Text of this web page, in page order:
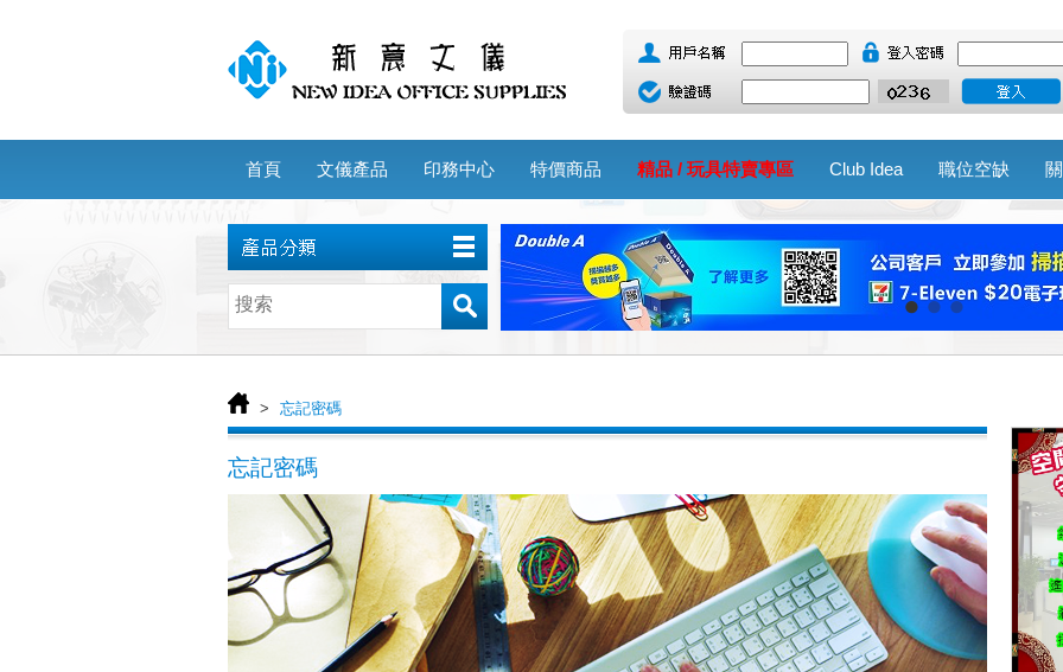
首頁 文儀產品 印務中心 特價商品 精品 / 玩具特賣專區 Club Idea 職位空缺
> 忘記密碼
忘記密碼